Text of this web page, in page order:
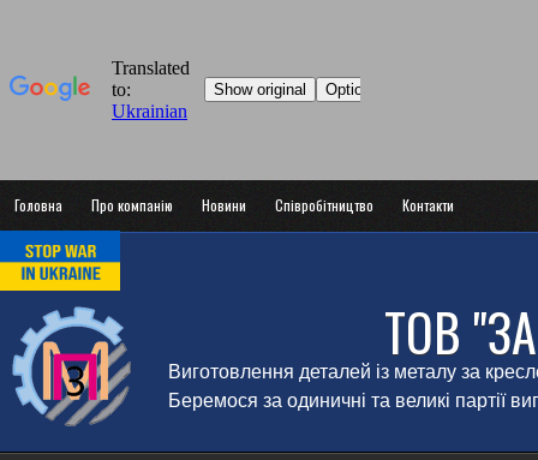
Головна Про компанію Новини Співробітництво Контакти
ТОВ
Виготовлення деталей із металу за
Беремося за одиничні та великі партії